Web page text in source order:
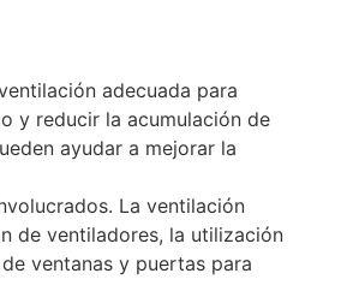
adecuada para
y reducir la acumulación de
ayudar a mejorar la
La ventilación
de ventiladores, la utilización
ventanas y puertas para